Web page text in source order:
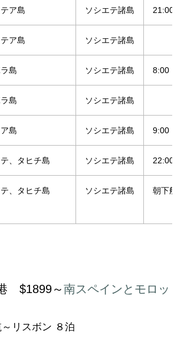
ア島 ソシエテ諸島 21:00
ア島 ソシエテ諸島
島 ソシエテ諸島 8:00
島 ソシエテ諸島
島 ソシエテ諸島 9:00
、タヒチ島 ソシエテ諸島 22:00
、タヒチ島 ソシエテ諸島 朝下船
$1899～南スペインとモロッ
リスボン ８泊